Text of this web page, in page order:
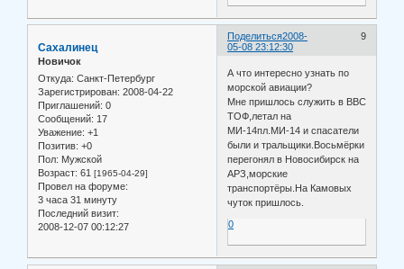
Поделиться 9
2008-
05-08 23:12:30
Сахалинец
Новичок
Откуда: Санкт-Петербург
Зарегистрирован: 2008-04-22
Приглашений: 0
Сообщений: 17
Уважение: +1
Позитив: +0
Пол: Мужской
Возраст: 61 [1965-04-29]
Провел на форуме:
3 часа 31 минуту
Последний визит:
2008-12-07 00:12:27
А что интересно узнать по
морской авиации?
Мне пришлось служить в ВВС
ТОФ,летал на
МИ-14пл.МИ-14 и спасатели
были и тральщики.Восьмёрки
перегонял в Новосибирск на
АРЗ,морские
транспортёры.На Камовых
чуток пришлось.
0